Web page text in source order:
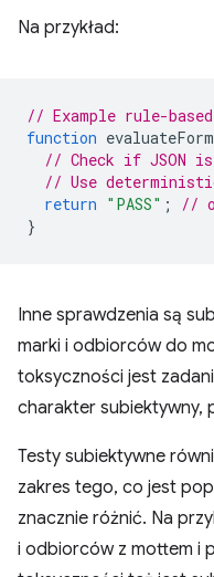
Na przykład:
// Example rule-
function
// Check if JSON
// Use
return "PASS" ;
//
}
Inne sprawdzenia są
marki i odbiorców do
toksyczności jest
charakter subiektywny,
Testy subiektywne
zakres tego, co jest
znacznie różnić. Na
i odbiorców z mottem i